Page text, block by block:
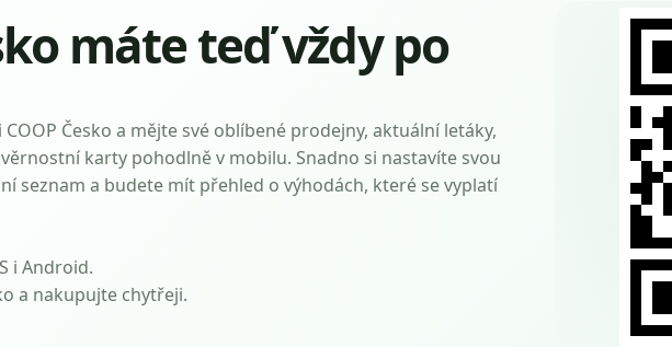
máte teď vždy po
Česko a mějte své oblíbené prodejny, aktuální letáky,
karty pohodlně v mobilu. Snadno si nastavíte svou
seznam a budete mít přehled o výhodách, které se vyplatí
i Android.
a nakupujte chytřeji.